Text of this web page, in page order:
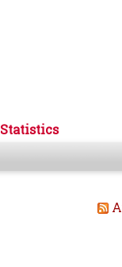
Statistics